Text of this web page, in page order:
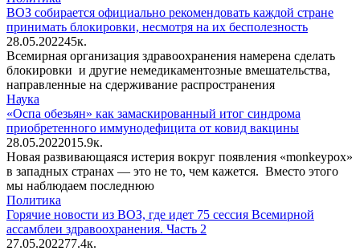
ВОЗ собирается официально рекомендовать каждой стране
принимать блокировки, несмотря на их бесполезность
28.05.202245к.
Всемирная организация здравоохранения намерена сделать
блокировки и другие немедикаментозные вмешательства,
направленные на сдерживание распространения
Наука
«Оспа обезьян» как замаскированный итог синдрома
приобретенного иммунодефицита от ковид вакцины
28.05.2022015.9к.
Новая развивающаяся истерия вокруг появления «monkeypox»
в западных странах — это не то, чем кажется. Вместо этого
мы наблюдаем последнюю
Политика
Горячие новости из ВОЗ, где идет 75 сессия Всемирной
ассамблеи здравоохранения. Часть 2
27.05.202277.4к.